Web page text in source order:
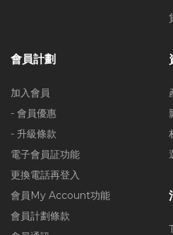
會員計劃
加入會員
- 會員優惠
- 升級條款
電子會員証功能
更換電話再登入
會員My Account功能
會員計劃條款